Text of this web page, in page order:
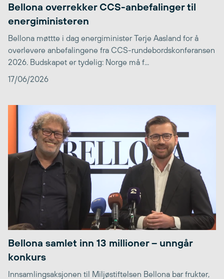
Bellona overrekker CCS-anbefalinger til
energiministeren
Bellona møttte i dag energiminister Terje Aasland for å
overlevere anbefalingene fra CCS-rundebordskonferansen
2026. Budskapet er tydelig: Norge må f...
17/06/2026
Bellona samlet inn 13 millioner – unngår
konkurs
Innsamlingsaksjonen til Miljøstiftelsen Bellona bar frukter,